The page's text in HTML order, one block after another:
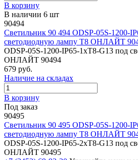
В корзину
В наличии 6 шт
90494
Светильник 90 494 ODSP-05S-1200-
светодиодную лампу T8 ОНЛАЙТ
ODSP-05S-1200-IP65-1хT8-G13 под
ОНЛАЙТ 90494
679 руб.
Наличие на складах
В корзину
Под заказ
90495
Светильник 90 495 ODSP-05S-1200-
светодиодную лампу T8 ОНЛАЙТ
ODSP-05S-1200-IP65-2хT8-G13 под
ОНЛАЙТ 90495